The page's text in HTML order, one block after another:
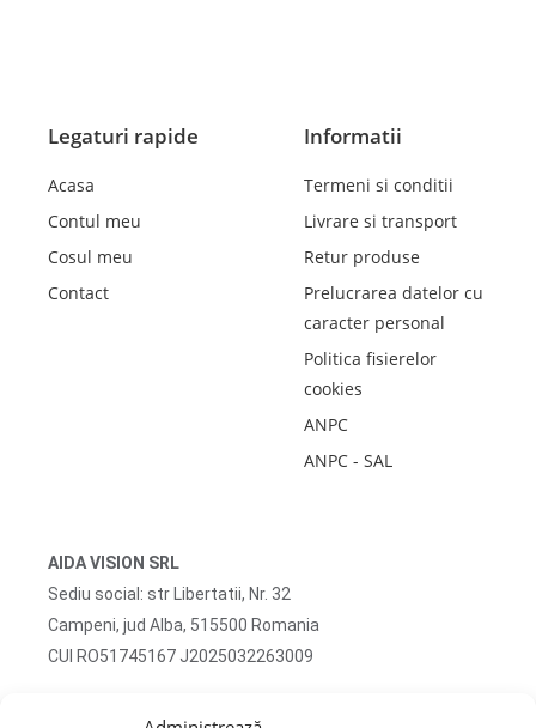
Legaturi rapide
Acasa
Contul meu
Cosul meu
Contact
Informatii
Termeni si conditii
Livrare si transport
Retur produse
Prelucrarea datelor cu
caracter personal
Politica fisierelor
cookies
ANPC
ANPC - SAL
AIDA VISION SRL
Sediu social: str Libertatii, Nr. 32
Campeni, jud Alba, 515500 Romania
CUI RO51745167 J2025032263009